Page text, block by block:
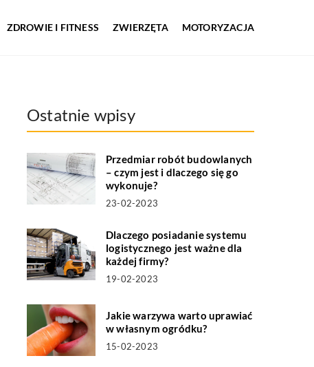
ZDROWIE I FITNESS ZWIERZĘTA MOTORYZACJA
Ostatnie wpisy
Przedmiar robót budowlanych
– czym jest i dlaczego się go
wykonuje?
23-02-2023
Dlaczego posiadanie systemu
logistycznego jest ważne dla
każdej firmy?
19-02-2023
Jakie warzywa warto uprawiać
w własnym ogródku?
15-02-2023